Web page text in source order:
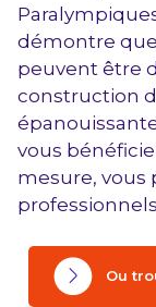
démontre
peuvent être
construction
vous
mesure, vous
Ou